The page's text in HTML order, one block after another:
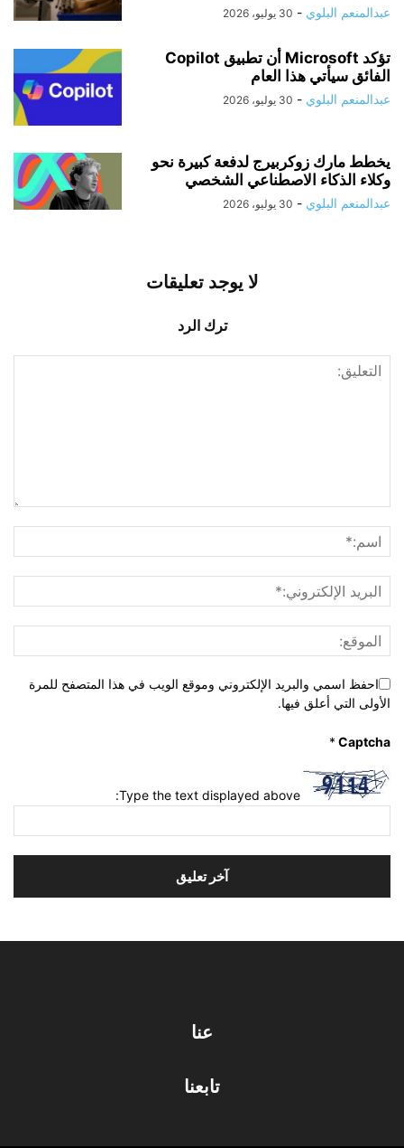
عبدالمنعم البلوي - 30 يوليو، 2026
تؤكد Microsoft أن تطبيق Copilot
الفائق سيأتي هذا العام
عبدالمنعم البلوي - 30 يوليو، 2026
يخطط مارك زوكربيرج لدفعة كبيرة نحو
وكلاء الذكاء الاصطناعي الشخصي
عبدالمنعم البلوي - 30 يوليو، 2026
لا يوجد تعليقات
ترك الرد
احفظ اسمي والبريد الإلكتروني وموقع الويب في هذا المتصفح للمرة
الأولى التي أعلق فيها.
Captcha
*
Type the text displayed above:
عنا
تابعنا